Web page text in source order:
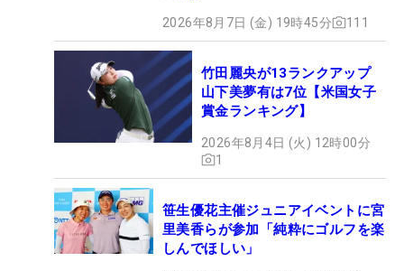
2026年8月7日 (金) 19時45分 111
竹田麗央が13ランクアップ
山下美夢有は7位【米国女子
賞金ランキング】
2026年8月4日 (火) 12時00分
1
笹生優花主催ジュニアイベントに宮
里美香らが参加「純粋にゴルフを楽
しんでほしい」